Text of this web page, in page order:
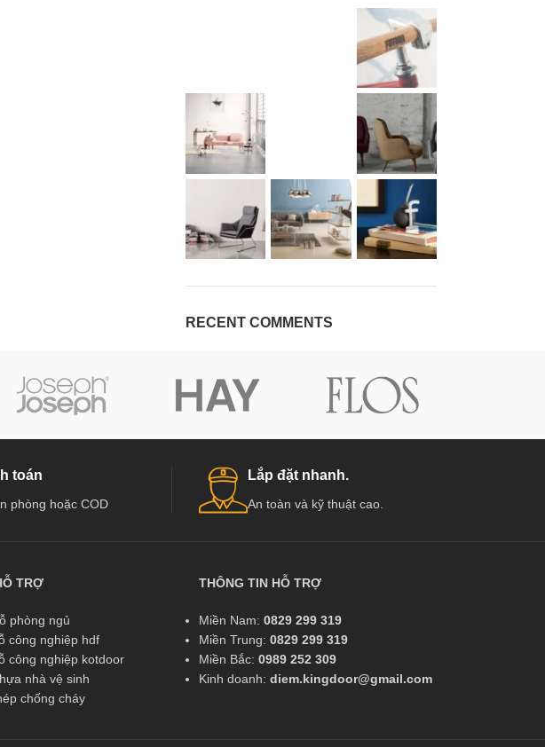
RECENT COMMENTS
toán
phòng hoặc COD
Lắp đặt nhanh.
An toàn và kỹ thuật cao.
TRỢ
phòng ngủ
công nghiệp hdf
công nghiệp kotdoor
nhà vệ sinh
chống cháy
THÔNG TIN HỖ TRỢ
Miền Nam: 0829 299 319
Miền Trung: 0829 299 319
Miền Bắc: 0989 252 309
Kinh doanh: diem.kingdoor@gmail.com